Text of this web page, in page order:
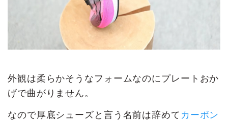
外観は柔らかそうなフォームなのにプレートおか
げで曲がりません。
なので厚底シューズと言う名前は辞めて カーボン